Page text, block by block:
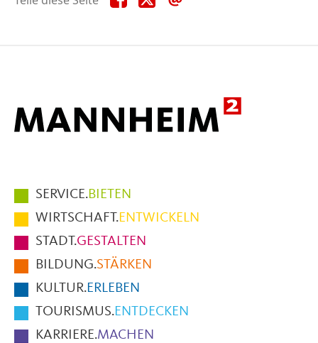
diese diese
Hauptmenüpunkte
im
Fußbereich
der
Seite
SERVICE.BIETEN
WIRTSCHAFT.ENTWICKELN
STADT.GESTALTEN
BILDUNG.STÄRKEN
KULTUR.ERLEBEN
TOURISMUS.ENTDECKEN
KARRIERE.MACHEN